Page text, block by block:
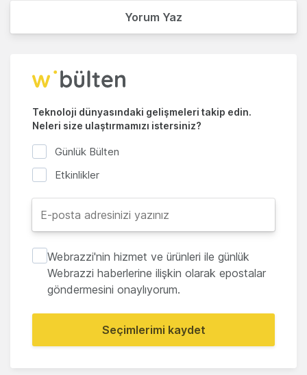
Yorum Yaz
Teknoloji dünyasındaki gelişmeleri takip edin.
Neleri size ulaştırmamızı istersiniz?
Günlük Bülten
Etkinlikler
Webrazzi'nin hizmet ve ürünleri ile günlük
Webrazzi haberlerine ilişkin olarak epostalar
göndermesini onaylıyorum.
Seçimlerimi kaydet